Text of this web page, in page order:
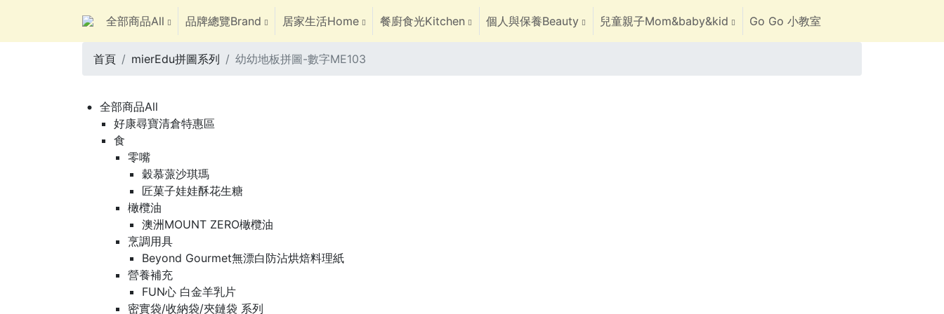
全部商品All 品牌總覽Brand 居家生活Home 餐廚食光Kitchen 個人與保養Beauty 兒童親子Mom&baby&kid Go Go 小教室
首頁 mierEdu拼圖系列 幼幼地板拼圖-數字ME103
全部商品All
好康尋寶清倉特惠區
食
零嘴
穀慕蒎沙琪瑪
匠菓子娃娃酥花生糖
橄欖油
澳洲MOUNT ZERO橄欖油
烹調用具
Beyond Gourmet無漂白防沾烘焙料理紙
營養補充
FUN心 白金羊乳片
密實袋/收納袋/夾鏈袋 系列